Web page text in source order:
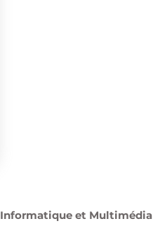
Informatique et Multimédia